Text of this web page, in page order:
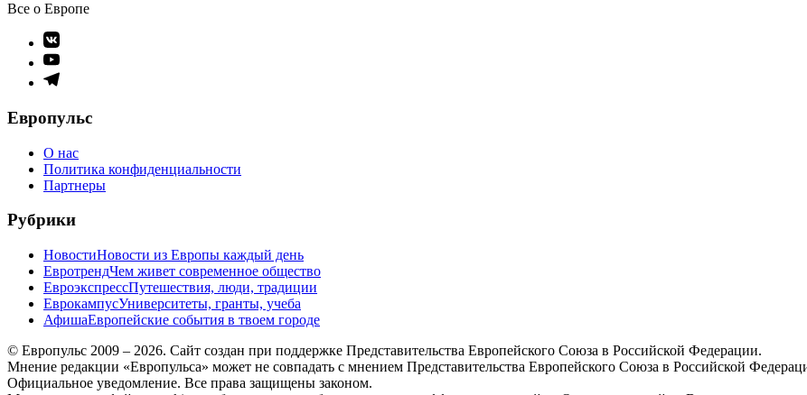
Все о Европе
Элемент
меню
Элемент
меню
Элемент
Европульс
О нас
Политика конфиденциальности
Партнеры
Рубрики
НовостиНовости из Европы каждый день
ЕвротрендЧем живет современное общество
ЕвроэкспрессПутешествия, люди, традиции
ЕврокампусУниверситеты, гранты, учеба
АфишаЕвропейские события в твоем городе
© Европульс 2009 – 2026. Сайт создан при поддержке Представительства Европейского Союза в Российской Федерации.
Мнение редакции «Европульса» может не совпадать с мнением Представительства Европейского Союза в Российской
Официальное уведомление. Все права защищены законом.